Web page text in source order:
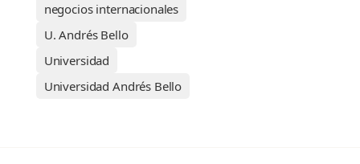
negocios internacionales
U. Andrés Bello
Universidad
Universidad Andrés Bello